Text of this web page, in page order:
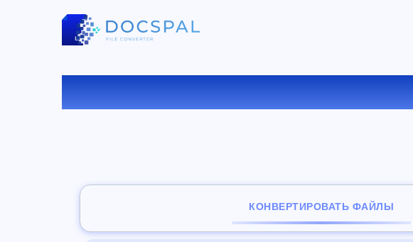
КОНВЕРТИРОВАТЬ ФАЙЛЫ